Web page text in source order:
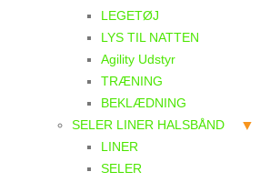
LEGETØJ
LYS TIL NATTEN
Agility Udstyr
TRÆNING
BEKLÆDNING
SELER LINER HALSBÅND
LINER
SELER